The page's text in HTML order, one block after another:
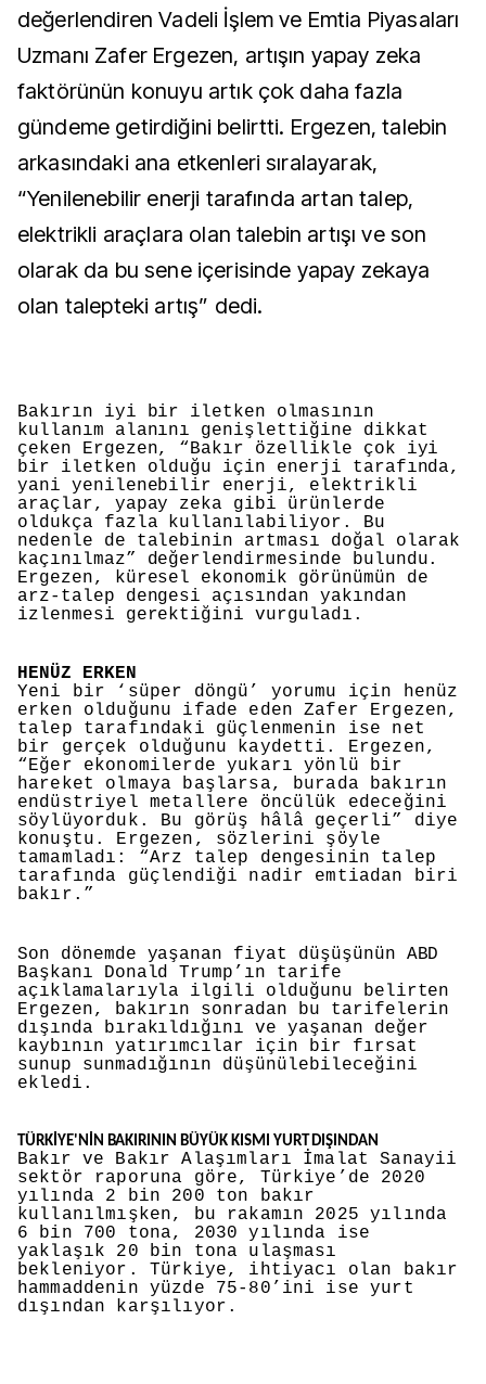
değerlendiren Vadeli İşlem ve Emtia Piyasaları
Uzmanı Zafer Ergezen, artışın yapay zeka
faktörünün konuyu artık çok daha fazla
gündeme getirdiğini belirtti. Ergezen, talebin
arkasındaki ana etkenleri sıralayarak,
“Yenilenebilir enerji tarafında artan talep,
elektrikli araçlara olan talebin artışı ve son
olarak da bu sene içerisinde yapay zekaya
olan talepteki artış” dedi.
Bakırın iyi bir iletken olmasının
kullanım alanını genişlettiğine dikkat
çeken Ergezen, “Bakır özellikle çok iyi
bir iletken olduğu için enerji tarafında,
yani yenilenebilir enerji, elektrikli
araçlar, yapay zeka gibi ürünlerde
oldukça fazla kullanılabiliyor. Bu
nedenle de talebinin artması doğal olarak
kaçınılmaz” değerlendirmesinde bulundu.
Ergezen, küresel ekonomik görünümün de
arz-talep dengesi açısından yakından
izlenmesi gerektiğini vurguladı.
HENÜZ ERKEN
Yeni bir ‘süper döngü’ yorumu için henüz
erken olduğunu ifade eden Zafer Ergezen,
talep tarafındaki güçlenmenin ise net
bir gerçek olduğunu kaydetti. Ergezen,
“Eğer ekonomilerde yukarı yönlü bir
hareket olmaya başlarsa, burada bakırın
endüstriyel metallere öncülük edeceğini
söylüyorduk. Bu görüş hâlâ geçerli” diye
konuştu. Ergezen, sözlerini şöyle
tamamladı: “Arz talep dengesinin talep
tarafında güçlendiği nadir emtiadan biri
bakır.”
Son dönemde yaşanan fiyat düşüşünün ABD
Başkanı Donald Trump’ın tarife
açıklamalarıyla ilgili olduğunu belirten
Ergezen, bakırın sonradan bu tarifelerin
dışında bırakıldığını ve yaşanan değer
kaybının yatırımcılar için bir fırsat
sunup sunmadığının düşünülebileceğini
ekledi.
TÜRKİYE'NİN BAKIRININ BÜYÜK KISMI YURT DIŞINDAN
Bakır ve Bakır Alaşımları İmalat Sanayii
sektör raporuna göre, Türkiye’de 2020
yılında 2 bin 200 ton bakır
kullanılmışken, bu rakamın 2025 yılında
6 bin 700 tona, 2030 yılında ise
yaklaşık 20 bin tona ulaşması
bekleniyor. Türkiye, ihtiyacı olan bakır
hammaddenin yüzde 75-80’ini ise yurt
dışından karşılıyor.